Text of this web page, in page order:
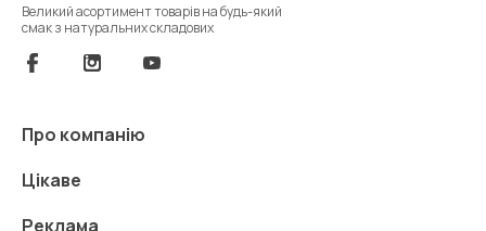
Великий асортимент товарів на будь-який
смак з натуральних складових
Про компанію
Цікаве
Реклама